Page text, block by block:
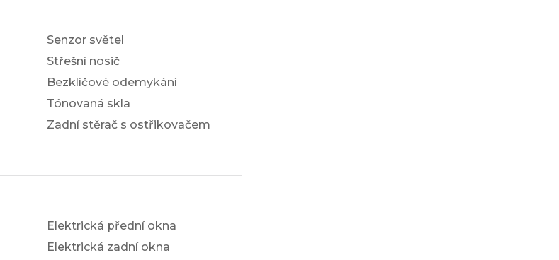
Senzor světel
Střešní nosič
Bezklíčové odemykání
Tónovaná skla
Zadní stěrač s ostřikovačem
Elektrická přední okna
Elektrická zadní okna